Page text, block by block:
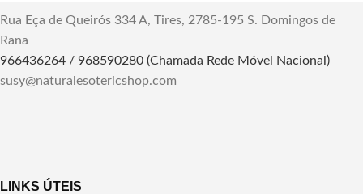
Rua Eça de Queirós 334 A, Tires, 2785-195 S. Domingos de
Rana
966436264 / 968590280 (Chamada Rede Móvel Nacional)
susy@naturalesotericshop.com
LINKS ÚTEIS